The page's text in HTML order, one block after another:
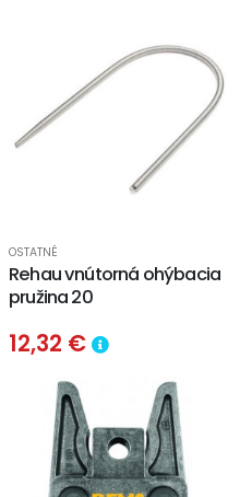
OSTATNÉ
Rehau vnútorná ohýbacia
pružina 20
12,32 €